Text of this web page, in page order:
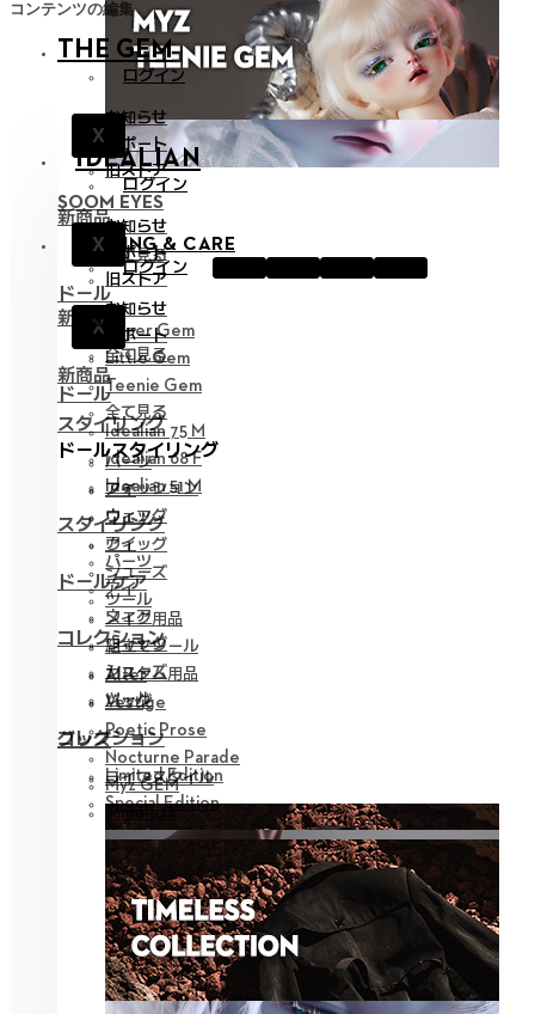
SOOM EYES
STYLING & CARE
ログイン
X
お知らせ
サポート
新商品
全て見る
ドールスタイリング
ファッション
ウィッグ
アイ
ドールケア
メイク用品
組立てツール
カスタム用品
バッグ
グッズ
ライフスタイル
IDEALIAN
ログイン
X
お知らせ
サポート
旧ストア
新商品
全て見る
ドール
Idealian 75 M
Idealian 68 F
Idealian 51 M
スタイリング
パーツ
アイ
ウェア
ウィッグ
シューズ
ツール
コレクション
Limited Edition
Special Edition
コンテンツの編集
THE GEM
ログイン
X
お知らせ
サポート
旧ストア
新商品
全て見る
ドール
Hyper Gem
Little Gem
Teenie Gem
スタイリング
パーツ
アイ
ウェア
ウィッグ
シューズ
ツール
コレクション
Alter
Vestige
Poetic Prose
Nocturne Parade
Myz GEM
Timeless